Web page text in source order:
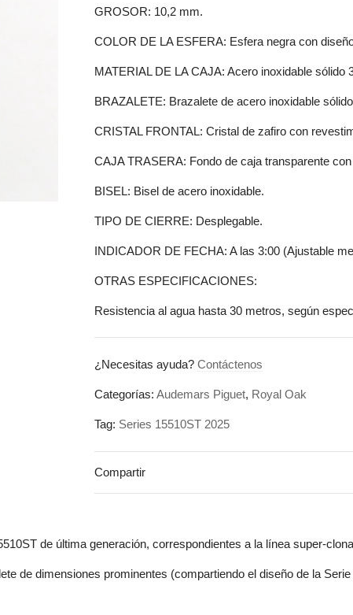
GROSOR: 10,2 mm.
COLOR DE LA ESFERA: Esfera negra con
MATERIAL DE LA CAJA: Acero inoxidable sólido
BRAZALETE: Brazalete de acero inoxidable
CRISTAL FRONTAL: Cristal de zafiro con
CAJA TRASERA: Fondo de caja transparente
BISEL: Bisel de acero inoxidable.
TIPO DE CIERRE: Desplegable.
INDICADOR DE FECHA: A las 3:00 (Ajustable
OTRAS ESPECIFICACIONES:
Resistencia al agua hasta 30 metros, según
¿Necesitas ayuda?Contáctenos
Categorías:Audemars Piguet, Royal Oak
Tag: Series 15510ST 2025
Compartir
de última generación, correspondientes a la línea super-
de dimensiones prominentes (compartiendo el diseño de la